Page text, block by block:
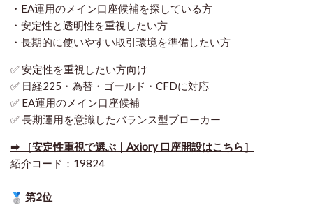
・EA運用のメイン口座候補を探している方
・安定性と透明性を重視したい方
・長期的に使いやすい取引環境を準備したい方
✅ 安定性を重視したい方向け
✅ 日経225・為替・ゴールド・CFDに対応
✅ EA運用のメイン口座候補
✅ 長期運用を意識したバランス型ブローカー
➡ ［安定性重視で選ぶ｜Axiory 口座開設はこちら］
紹介コード：19824
第2位